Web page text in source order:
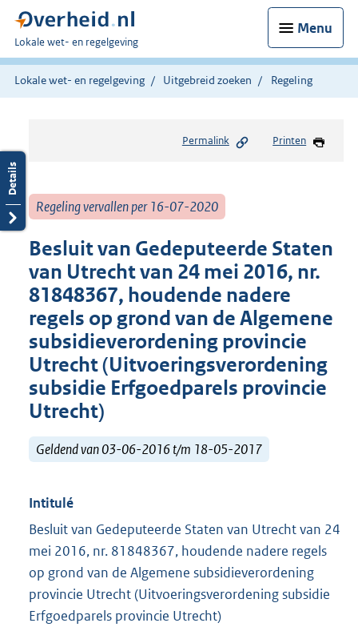
Menu
U
bent
hier:
Lokale wet- en regelgeving
Lokale wet- en regelgeving Uitgebreid zoeken Regeling
Permalink Printen
Regeling vervallen per 16-07-2020
Besluit van Gedeputeerde Staten
van Utrecht van 24 mei 2016, nr.
81848367, houdende nadere
regels op grond van de Algemene
subsidieverordening provincie
Utrecht (Uitvoeringsverordening
subsidie Erfgoedparels provincie
Utrecht)
Geldend van 03-06-2016 t/m 18-05-2017
Intitulé
Besluit van Gedeputeerde Staten van Utrecht van 24
mei 2016, nr. 81848367, houdende nadere regels
op grond van de Algemene subsidieverordening
provincie Utrecht (Uitvoeringsverordening subsidie
Erfgoedparels provincie Utrecht)